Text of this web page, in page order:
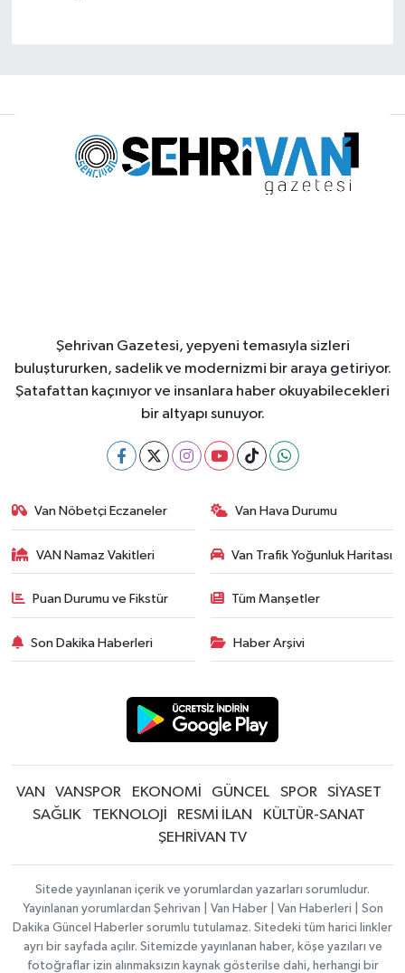
Şehrivan Gazetesi, yepyeni temasıyla sizleri
buluştururken, sadelik ve modernizmi bir araya getiriyor.
Şatafattan kaçınıyor ve insanlara haber okuyabilecekleri
bir altyapı sunuyor.
Van Nöbetçi Eczaneler Van Hava Durumu
VAN Namaz Vakitleri Van Trafik Yoğunluk Haritası
Puan Durumu ve Fikstür Tüm Manşetler
Son Dakika Haberleri Haber Arşivi
VAN VANSPOR EKONOMİ GÜNCEL SPOR
SİYASET
SAĞLIK
TEKNOLOJİ RESMİ İLAN
KÜLTÜR-SANAT
ŞEHRİVAN TV
Sitede yayınlanan içerik ve yorumlardan yazarları sorumludur.
Yayınlanan yorumlardan Şehrivan | Van Haber | Van Haberleri | Son
Dakika Güncel Haberler sorumlu tutulamaz. Sitedeki tüm harici linkler
ayrı bir sayfada açılır. Sitemizde yayınlanan haber, köşe yazıları ve
fotoğraflar izin alınmaksızın kaynak gösterilse dahi, herhangi bir